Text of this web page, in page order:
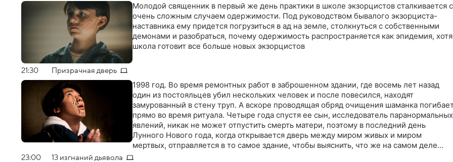
Молодой священник в первый же день практики в школе экзорцистов сталкивается с
очень сложным случаем одержимости. Под руководством бывалого экзорциста-
наставника ему придется погрузиться в ад на земле, столкнуться с собственными
демонами и разобраться, почему одержимость распространяется как эпидемия, хотя
школа готовит все больше новых экзорцистов
21:30 Призрачная дверь
1998 год. Во время ремонтных работ в заброшенном здании, где восемь лет назад
один из постояльцев убил нескольких человек и после повесился, находят
замурованный в стену труп. А вскоре проводящая обряд очищения шаманка
прямо во время ритуала. Четыре года спустя ее сын, исследователь паранормальных
явлений, никак не может отпустить смерть матери, поэтому в последний день
Лунного Нового года, когда открывается дверь между миром живых и миром
мертвых, отправляется в то самое здание, чтобы выяснить, что же на самом деле
произошло в 1990 году
23:00 13 изгнаний дьявола